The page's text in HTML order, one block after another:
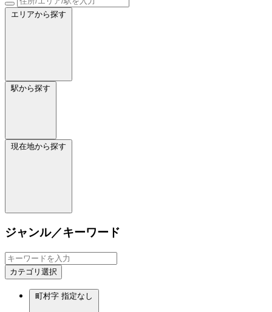
エリアから探す
駅から探す
現在地から探す
ジャンル／キーワード
カテゴリ選択
町村字 指定なし